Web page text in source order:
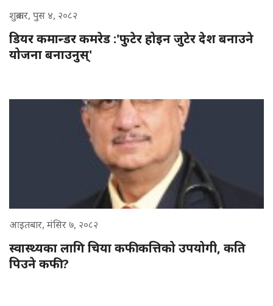
शुक्रबार, पुस ४, २०८२
डियर कमान्डर कमरेड :'फुटेर होइन जुटेर देश बनाउने
योजना बनाउनुस्'
आइतबार, मंसिर ७, २०८२
स्वास्थ्यका लागि चिया कफी कत्तिको उपयोगी, कति
पिउने कफी ?